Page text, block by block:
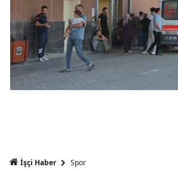
İşçi Haber Spor